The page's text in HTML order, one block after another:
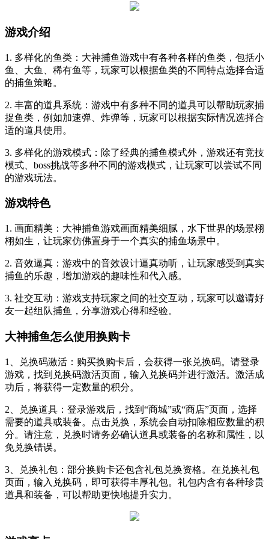
游戏介绍
1. 多样化的鱼类：大神捕鱼游戏中有各种各样的鱼类，包括小
鱼、大鱼、稀有鱼等，玩家可以根据鱼类的不同特点选择合适
的捕鱼策略。
2. 丰富的道具系统：游戏中有多种不同的道具可以帮助玩家捕
捉鱼类，例如加速弹、炸弹等，玩家可以根据实际情况选择合
适的道具使用。
3. 多样化的游戏模式：除了经典的捕鱼模式外，游戏还有竞技
模式、boss挑战等多种不同的游戏模式，让玩家可以尝试不同
的游戏玩法。
游戏特色
1. 画面精美：大神捕鱼游戏画面精美细腻，水下世界的场景栩
栩如生，让玩家仿佛置身于一个真实的捕鱼场景中。
2. 音效逼真：游戏中的音效设计逼真动听，让玩家感受到真实
捕鱼的乐趣，增加游戏的趣味性和代入感。
3. 社交互动：游戏支持玩家之间的社交互动，玩家可以邀请好
友一起组队捕鱼，分享游戏心得和经验。
大神捕鱼怎么使用换购卡
1、兑换码激活：购买换购卡后，会获得一张兑换码。请登录
游戏，找到兑换码激活页面，输入兑换码并进行激活。激活成
功后，将获得一定数量的积分。
2、兑换道具：登录游戏后，找到“商城”或“商店”页面，选择
需要的道具或装备。点击兑换，系统会自动扣除相应数量的积
分。请注意，兑换时请务必确认道具或装备的名称和属性，以
免兑换错误。
3、兑换礼包：部分换购卡还包含礼包兑换资格。在兑换礼包
页面，输入兑换码，即可获得丰厚礼包。礼包内含有各种珍贵
道具和装备，可以帮助更快地提升实力。